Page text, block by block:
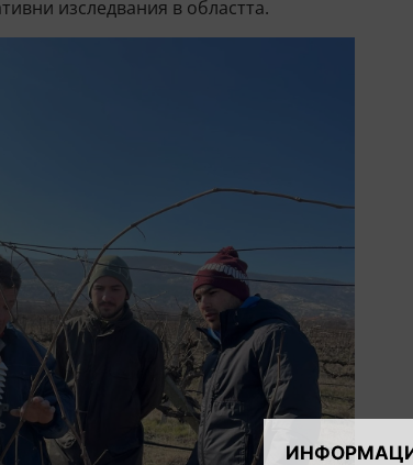
изследвания в областта.